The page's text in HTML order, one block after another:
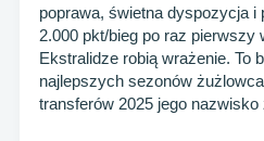
poprawa, świetna dyspozycja
2.000 pkt/bieg po raz pierwszy
Ekstralidze robią wrażenie. To
najlepszych sezonów
transferów 2025 jego